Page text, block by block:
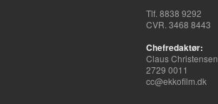
Tlf. 8838 9292
CVR. 3468 8443
Chefredaktør:
Claus Christensen
2729 0011
cc@ekkofilm.dk